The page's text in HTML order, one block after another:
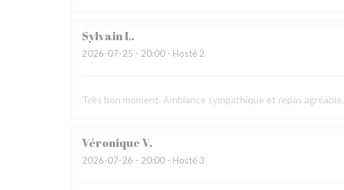
SylvainL
2026-07-25 - 20:00 - Hosté 2
Très bon moment. Ambiance sympathique et repas agréable.
VéroniqueV
2026-07-26 - 20:00 - Hosté 3